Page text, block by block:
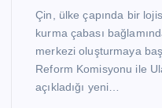
Çin, ülke çapında bir
kurma çabası
merkezi oluşturmaya
Reform Komisyonu ile
açıkladığı yeni…